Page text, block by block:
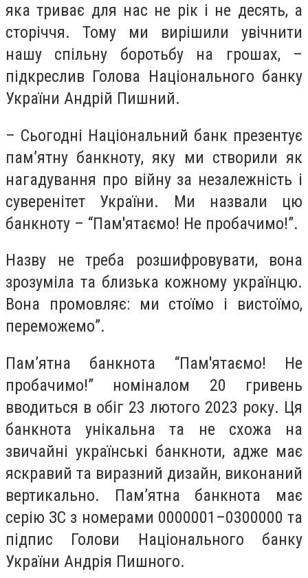
яка триває для нас не рік і не десять, а
сторіччя. Тому ми вирішили увічнити
нашу спільну боротьбу на грошах, –
підкреслив Голова Національного банку
України Андрій Пишний.
– Сьогодні Національний банк презентує
пам’ятну банкноту, яку ми створили як
нагадування про війну за незалежність і
суверенітет України. Ми назвали цю
банкноту – “Пам'ятаємо! Не пробачимо!”.
Назву не треба розшифровувати, вона
зрозуміла та близька кожному українцю.
Вона промовляє: ми стоїмо і вистоїмо,
переможемо”.
Пам’ятна банкнота “Пам'ятаємо! Не
пробачимо!” номіналом 20 гривень
вводиться в обіг 23 лютого 2023 року. Ця
банкнота унікальна та не схожа на
звичайні українські банкноти, адже має
яскравий та виразний дизайн, виконаний
вертикально. Пам’ятна банкнота має
серію ЗС з номерами 0000001–0300000 та
підпис Голови Національного банку
України Андрія Пишного.